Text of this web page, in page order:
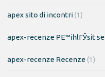
apex sito di incontri(1)
apex-recenze PЕ™ihlГЎsit se
apex-recenze Recenze(1)